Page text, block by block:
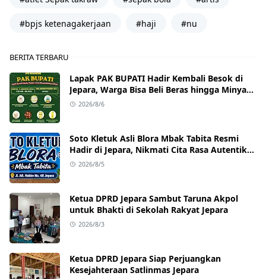
#bpjs ketenagakerjaan #haji #nu
BERITA TERBARU
Lapak PAK BUPATI Hadir Kembali Besok di
Jepara, Warga Bisa Beli Beras hingga Minyak
Goreng dengan Harga Terjangkau
2026/8/6
Soto Kletuk Asli Blora Mbak Tabita Resmi
Hadir di Jepara, Nikmati Cita Rasa Autentik
Mulai Rp10 Ribu
2026/8/5
Ketua DPRD Jepara Sambut Taruna Akpol
untuk Bhakti di Sekolah Rakyat Jepara
2026/8/3
Ketua DPRD Jepara Siap Perjuangkan
Kesejahteraan Satlinmas Jepara